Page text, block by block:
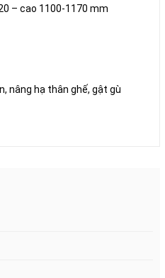
– cao 1100-1170 mm
nâng hạ thân ghế, gật gù